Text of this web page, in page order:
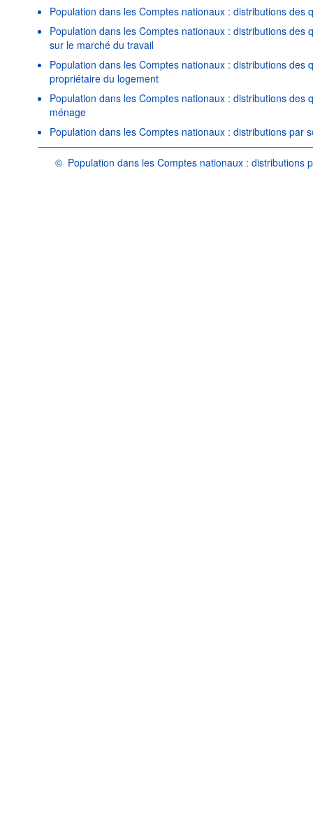
Population dans les Comptes nationaux : distributions des
Population dans les Comptes nationaux : distributions des
sur le marché du travail
Population dans les Comptes nationaux : distributions des
propriétaire du logement
Population dans les Comptes nationaux : distributions des
ménage
Population dans les Comptes nationaux : distributions par
© Population dans les Comptes nationaux : distributions